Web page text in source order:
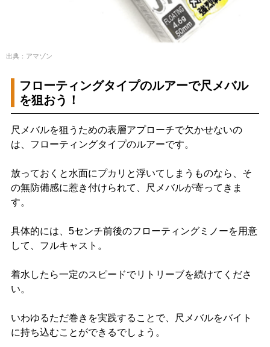
出典：アマゾン
フローティングタイプのルアーで尺メバル
を狙おう！
尺メバルを狙うための表層アプローチで欠かせないの
は、フローティングタイプのルアーです。
放っておくと水面にプカリと浮いてしまうものなら、そ
の無防備感に惹き付けられて、尺メバルが寄ってきま
す。
具体的には、5センチ前後のフローティングミノーを用意
して、フルキャスト。
着水したら一定のスピードでリトリーブを続けてくださ
い。
いわゆるただ巻きを実践することで、尺メバルをバイト
に持ち込むことができるでしょう。